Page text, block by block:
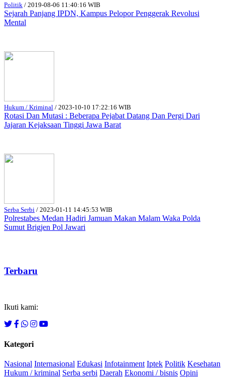
Politik / 2019-08-06 11:40:16 WIB
Sejarah Panjang IPDN, Kampus Pelopor Penggerak Revolusi
Mental
Hukum / Kriminal / 2023-10-10 17:22:16 WIB
Rotasi Dan Mutasi : Beberapa Pejabat Datang Dan Pergi Dari
Jajaran Kejaksaan Tinggi Jawa Barat
Serba Serbi / 2023-01-11 14:45:53 WIB
Polrestabes Medan Hadiri Jamuan Makan Malam Waka Polda
Sumut Brigjen Pol Jawari
Terbaru
Ikuti kami:
Kategori
Nasional Internasional Edukasi Infotainment Iptek Politik Kesehatan
Hukum / kriminal Serba serbi Daerah Ekonomi / bisnis Opini